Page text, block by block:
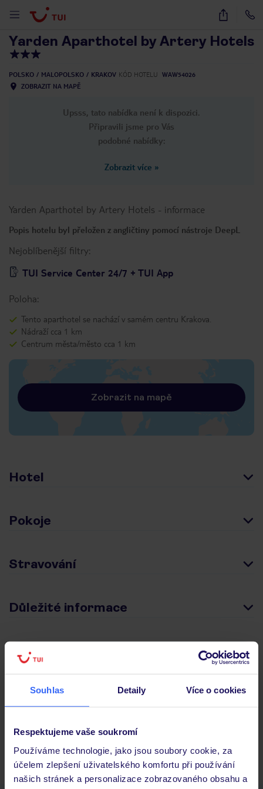
Souhlas Detaily Více o cookies
Respektujeme vaše soukromí
Používáme technologie, jako jsou soubory cookie, za
účelem zlepšení uživatelského komfortu při používání
našich stránek a personalizace zobrazovaného obsahu a
23
Yarden Aparthotel by Artery Hotels
POLSKO MALOPOLSKO KRAKOV KÓD HOTELU
WAW54026
ZOBRAZIT NA MAPĚ
Upsss, tato nabídka není k dispozici.
Připravili jsme pro Vás
podobné nabídky:
Zobrazit více »
Yarden Aparthotel by Artery Hotels - informace
Popis hotelu byl přeložen z angličtiny pomocí nástroje DeepL
Nejoblíbenější filtry:
TUI Service Center 24/7 + TUI App
Poloha:
Tento aparthotel se nachází v samém centru Krakova.
Nádraží cca 1 km
Centrum města/město cca 1 km
Zobrazit na mapě
Hotel
Pokoje
Stravování
Důležité informace
Často kladené otázky
Jaké doklady jsou potřebné při cestování?
Budeme ubytováni ihned po příjezdu do hotelu?
Kam jít po přistání a vyzvednutí zavazadel?
Zobrazit další